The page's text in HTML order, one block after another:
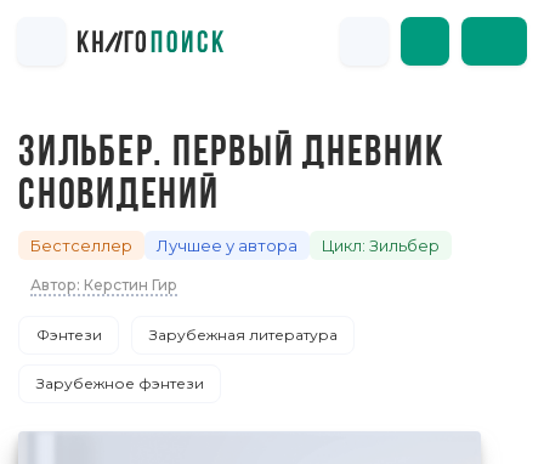
ЗИЛЬБЕР. ПЕРВЫЙ ДНЕВНИК
СНОВИДЕНИЙ
Бестселлер Лучшее у автора Цикл: Зильбер
Автор: Керстин Гир
Фэнтези Зарубежная литература
Зарубежное фэнтези